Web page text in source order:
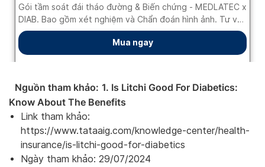
Nguồn tham khảo: 1. Is Litchi Good For Diabetics:
Know About The Benefits
Link tham khảo:
https://www.tataaig.com/knowledge-center/health-
insurance/is-litchi-good-for-diabetics
Ngày tham khảo: 29/07/2024